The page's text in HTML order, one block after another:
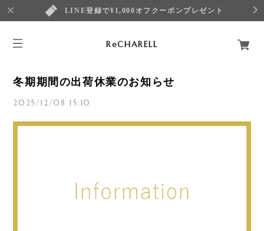
LINE登録で¥1,000オフクーポンプレゼント
ReCHARELL
冬期期間の出荷休業のお知らせ
2025/12/08 15:10